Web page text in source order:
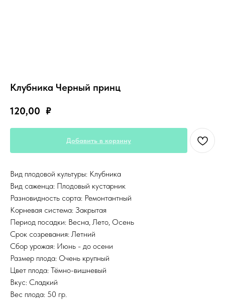
Клубника Черный принц
120,00 ₽
Добавить в корзину
Вид плодовой культуры: Клубника
Вид саженца: Плодовый кустарник
Разновидность сорта: Ремонтантный
Корневая система: Закрытая
Период посадки: Весна, Лето, Осень
Срок созревания: Летний
Сбор урожая: Июнь - до осени
Размер плода: Очень крупный
Цвет плода: Тёмно-вишневый
Вкус: Сладкий
Вес плода: 50 гр.